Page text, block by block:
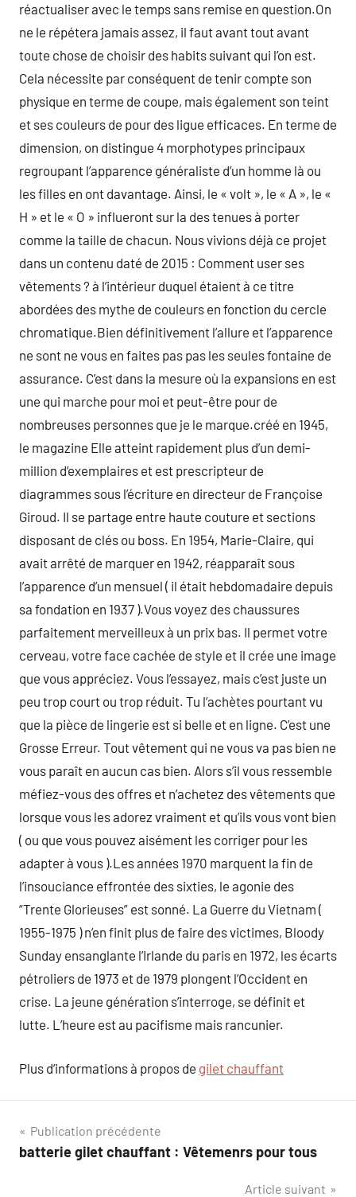
réactualiser avec le temps sans remise en question.On
ne le répétera jamais assez, il faut avant tout avant
toute chose de choisir des habits suivant qui l’on est.
Cela nécessite par conséquent de tenir compte son
physique en terme de coupe, mais également son teint
et ses couleurs de pour des ligue efficaces. En terme de
dimension, on distingue 4 morphotypes principaux
regroupant l’apparence généraliste d’un homme là ou
les filles en ont davantage. Ainsi, le « volt », le « A », le «
H » et le « O » influeront sur la des tenues à porter
comme la taille de chacun. Nous vivions déjà ce projet
dans un contenu daté de 2015 : Comment user ses
vêtements ? à l’intérieur duquel étaient à ce titre
abordées des mythe de couleurs en fonction du cercle
chromatique.Bien définitivement l’allure et l’apparence
ne sont ne vous en faites pas pas les seules fontaine de
assurance. C’est dans la mesure où la expansions en est
une qui marche pour moi et peut-être pour de
nombreuses personnes que je le marque.créé en 1945,
le magazine Elle atteint rapidement plus d’un demi-
million d’exemplaires et est prescripteur de
diagrammes sous l’écriture en directeur de Françoise
Giroud. Il se partage entre haute couture et sections
disposant de clés ou boss. En 1954, Marie-Claire, qui
avait arrêté de marquer en 1942, réapparaît sous
l’apparence d’un mensuel ( il était hebdomadaire depuis
sa fondation en 1937 ).Vous voyez des chaussures
parfaitement merveilleux à un prix bas. Il permet votre
cerveau, votre face cachée de style et il crée une image
que vous appréciez. Vous l’essayez, mais c’est juste un
peu trop court ou trop réduit. Tu l’achètes pourtant vu
que la pièce de lingerie est si belle et en ligne. C’est une
Grosse Erreur. Tout vêtement qui ne vous va pas bien ne
vous paraît en aucun cas bien. Alors s’il vous ressemble
méfiez-vous des offres et n’achetez des vêtements que
lorsque vous les adorez vraiment et qu’ils vous vont bien
( ou que vous pouvez aisément les corriger pour les
adapter à vous ).Les années 1970 marquent la fin de
l’insouciance effrontée des sixties, le agonie des
“Trente Glorieuses” est sonné. La Guerre du Vietnam (
1955-1975 ) n’en finit plus de faire des victimes, Bloody
Sunday ensanglante l’Irlande du paris en 1972, les écarts
pétroliers de 1973 et de 1979 plongent l’Occident en
crise. La jeune génération s’interroge, se définit et
lutte. L’heure est au pacifisme mais rancunier.
Plus d’informations à propos de gilet chauffant
Navigation
de
Publication précédente
batterie gilet chauffant : Vêtemenrs pour tous
Article suivant